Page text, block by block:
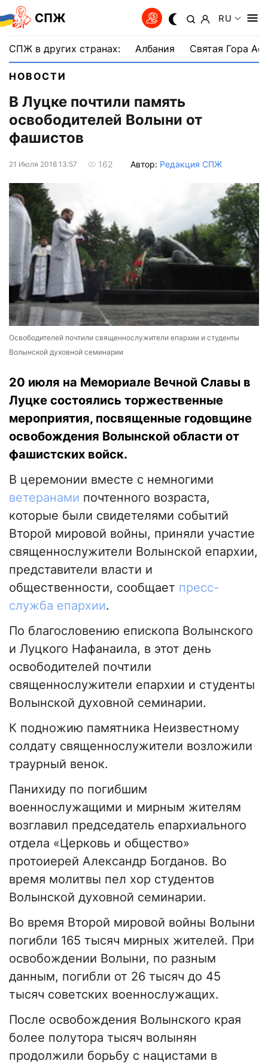
СПЖ RU
СПЖ в других странах: Албания Святая Гора
НОВОСТИ
В Луцке почтили память
освободителей Волыни от
фашистов
21 Июля 2018 13:57 162 Автор: Редакция СПЖ
Освободителей почтили священнослужители епархии и студенты
Волынской духовной семинарии
20 июля на Мемориале Вечной Славы в
Луцке состоялись торжественные
мероприятия, посвященные годовщине
освобождения Волынской области от
фашистских войск.
В церемонии вместе с немногими
ветеранами почтенного возраста,
которые были свидетелями событий
Второй мировой войны, приняли участие
священнослужители Волынской епархии,
представители власти и
общественности, сообщает пресс-
служба епархии.
По благословению епископа Волынского
и Луцкого Нафанаила, в этот день
освободителей почтили
священнослужители епархии и студенты
Волынской духовной семинарии.
К подножию памятника Неизвестному
солдату священнослужители возложили
траурный венок.
Панихиду по погибшим
военнослужащими и мирным жителям
возглавил председатель епархиального
отдела «Церковь и общество»
протоиерей Александр Богданов. Во
время молитвы пел хор студентов
Волынской духовной семинарии.
Во время Второй мировой войны Волыни
погибли 165 тысяч мирных жителей. При
освобождении Волыни, по разным
данным, погибли от 26 тысяч до 45
тысяч советских военнослужащих.
После освобождения Волынского края
более полутора тысяч волынян
продолжили борьбу с нацистами в